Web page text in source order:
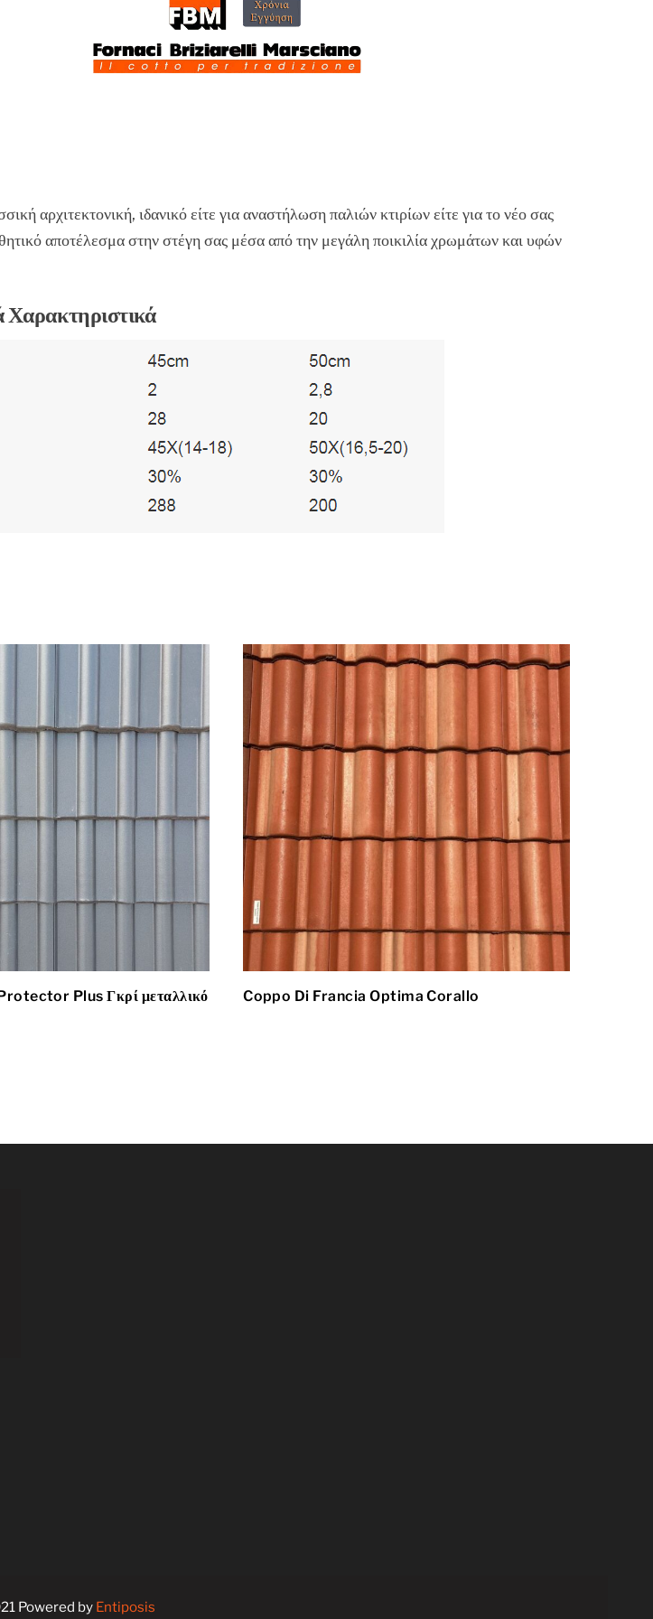
αρχιτεκτονική, ιδανικό είτε για αναστήλωση παλιών κτιρίων είτε για το νέο σας
αποτέλεσμα στην στέγη σας μέσα από την μεγάλη ποικιλία χρωμάτων και υφών
Χαρακτηριστικά
Plus Γκρί μεταλλικό Coppo Di Francia Optima Corallo
Powered by Entiposis